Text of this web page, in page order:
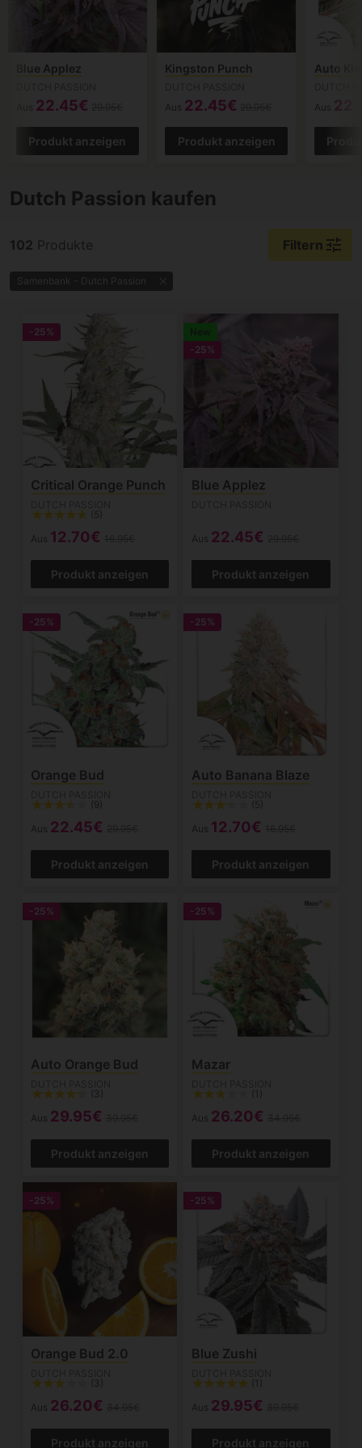
Blue Applez
22.45€
Produkt anzeigen
Kingston Punch
Aus 22.45€
Produkt anzeigen
Auto
Aus
Dutch Passion kaufen
102 Produkte Filtern tune
Samenbank - Dutch Passion
-25%
Critical Orange Punch
(5)
Aus 12.70€
Produkt anzeigen
New
-25%
Blue Applez
Aus 22.45€
Produkt anzeigen
-25%
Orange Bud
(9)
Aus 22.45€
Produkt anzeigen
-25%
Auto Banana Blaze
(5)
Aus 12.70€
Produkt anzeigen
-25%
Auto Orange Bud
(3)
Aus 29.95€
Produkt anzeigen
-25%
Mazar
(1)
Aus 26.20€
Produkt anzeigen
-25%
Orange Bud 2.0
(3)
Aus 26.20€
Produkt anzeigen
-25%
Blue Zushi
(1)
Aus 29.95€
Produkt anzeigen